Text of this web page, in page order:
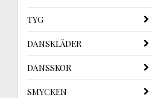
TYG
DANSKLÄDER
DANSSKOR
SMYCKEN